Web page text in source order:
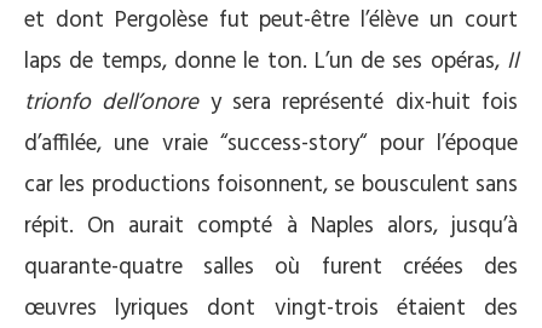
et dont Pergolèse fut peut-être l’élève un court
laps de temps, donne le ton. L’un de ses opéras, Il
trionfo dell’onorey sera représenté dix-huit fois
d’affilée, une vraie “success-story“ pour l’époque
car les productions foisonnent, se bousculent sans
répit. On aurait compté à Naples alors, jusqu’à
quarante-quatre salles où furent créées des
œuvres lyriques dont vingt-trois étaient des